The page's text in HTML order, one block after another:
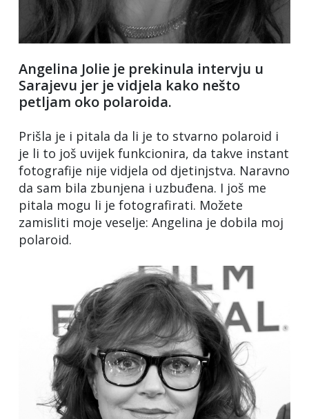
Angelina Jolie je prekinula intervju u
Sarajevu jer je vidjela kako nešto
petljam oko polaroida.
Prišla je i pitala da li je to stvarno polaroid i
je li to još uvijek funkcionira, da takve instant
fotografije nije vidjela od djetinjstva. Naravno
da sam bila zbunjena i uzbuđena. I još me
pitala mogu li je fotografirati. Možete
zamisliti moje veselje: Angelina je dobila moj
polaroid.